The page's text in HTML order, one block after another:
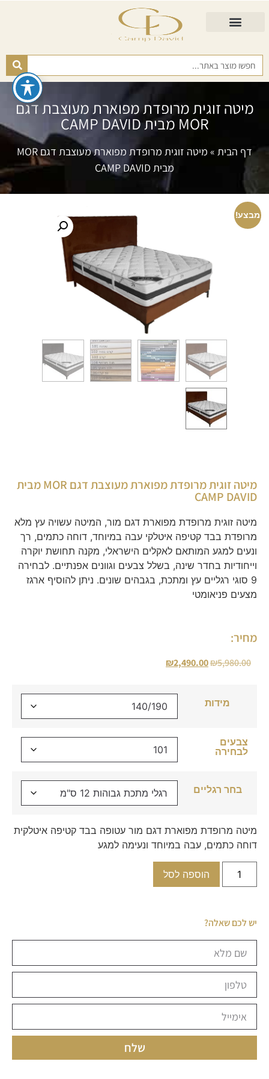
מיטה זוגית מרופדת מפוארת מעוצבת דגם
MOR מבית CAMP DAVID
דף הבית »
מיטה זוגית מרופדת מפוארת מעוצבת דגם MOR
מבית CAMP DAVID
מבצע!
מיטה זוגית מרופדת מפוארת מעוצבת דגם MOR מבית
CAMP DAVID
מיטה זוגית מרופדת מפוארת דגם מור, המיטה עשויה עץ מלא
מרופדת בבד קטיפה איטלקי עבה במיוחד, דוחה כתמים, רך
ונעים למגע המותאם לאקלים הישראלי, מקנה תחושת יוקרה
וייחודיות בחדר שינה, בשלל צבעים וגוונים אפנתיים. לבחירה
9 סוגי רגליים עץ ומתכת, בגבהים שונים. ניתן להוסיף ארגז
מצעים פניאומטי
מחיר:
₪5,980.00
₪2,490.00
מידות
צבעים
לבחירה
בחר רגליים
מיטה מרופדת מפוארת דגם מור עטופה בבד קטיפה איטלקית
דוחה כתמים, עבה במיוחד ונעימה למגע
הוספה לסל
יש לכם שאלה?
שלח